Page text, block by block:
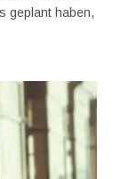
geplant haben,